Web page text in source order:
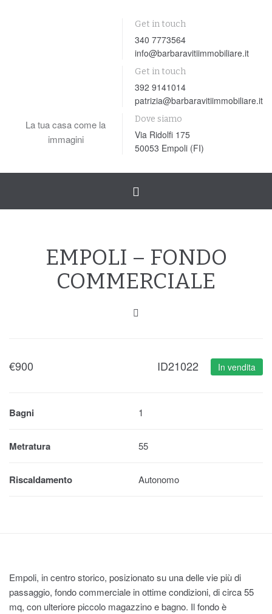
La tua casa come la
immagini
Get in touch
340 7773564
info@barbaravitiimmobiliare.it
Get in touch
392 9141014
patrizia@barbaravitiimmobiliare.it
Dove siamo
Via Ridolfi 175
50053 Empoli (FI)
Toggle
EMPOLI – FONDO
COMMERCIALE
€900 ID21022 In vendita
Bagni 1
Metratura 55
Riscaldamento Autonomo
Empoli, in centro storico, posizionato su una delle vie più di
passaggio, fondo commerciale in ottime condizioni, di circa 55
mq, con ulteriore piccolo magazzino e bagno. Il fondo è